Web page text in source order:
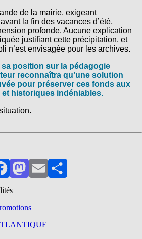
de la mairie, exigeant
la fin des vacances d’été,
profonde. Aucune explication
justifiant cette précipitation, et
n’est envisagée pour les archives.
sa position sur la pédagogie
reconnaîtra qu’une solution
pour préserver ces fonds aux
historiques indéniables.
Mastodon
EmailPartager